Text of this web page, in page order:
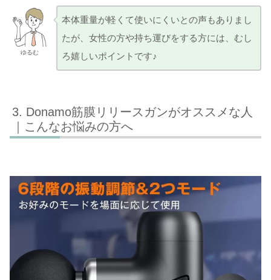
ゆるむ
本体重量が軽くて使いにくいとの声もありまし
たが、女性の方や持ち運びをする方には、むし
ろ嬉しいポイントです♪
Donamo筋膜リリースガンがオススメな人
｜こんなお悩みの方へ